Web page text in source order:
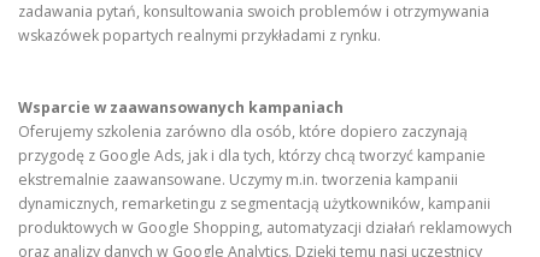
zadawania pytań, konsultowania swoich problemów i otrzymywania
wskazówek popartych realnymi przykładami z rynku.
Wsparcie w zaawansowanych kampaniach
Oferujemy szkolenia zarówno dla osób, które dopiero zaczynają
przygodę z Google Ads, jak i dla tych, którzy chcą tworzyć kampanie
ekstremalnie zaawansowane. Uczymy m.in. tworzenia kampanii
dynamicznych, remarketingu z segmentacją użytkowników, kampanii
produktowych w Google Shopping, automatyzacji działań reklamowych
oraz analizy danych w Google Analytics. Dzięki temu nasi uczestnicy